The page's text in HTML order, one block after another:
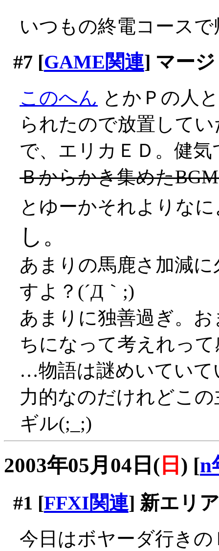
いつもの終電コースで
#7 [GAME関連] マージ
このへん とかＰの人
られたので放置して
で、エリカＥＤ。健
Ｂからかき集めた
とゆーかそれよりな
し。
あまりの馬鹿さ加減
すよ？(´Д｀;)
あまりに独善過ぎ。
ちになって考えれっ
…物語は謎めいていて
力的なのだけれどこ
ギル(;_;)
2003年05月04日( 日 ) [n
#1 [FFXI関連] 新エリ
今日はボヤーダ行き